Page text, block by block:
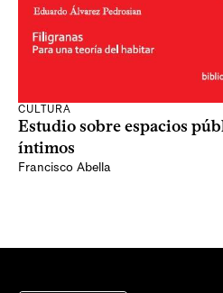
CULTURA
Estudio sobre espacios
íntimos
Francisco Abella